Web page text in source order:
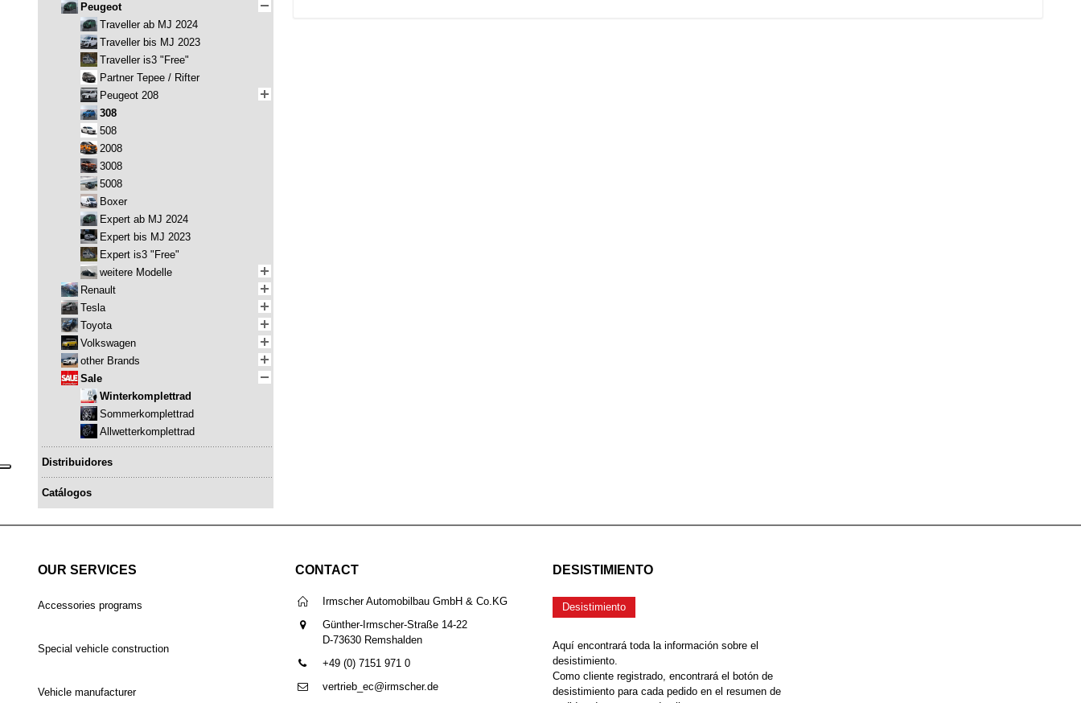
Peugeot
Traveller ab MJ 2024
Traveller bis MJ 2023
Traveller is3 "Free"
Partner Tepee / Rifter
Peugeot 208
308
508
2008
3008
5008
Boxer
Expert ab MJ 2024
Expert bis MJ 2023
Expert is3 "Free"
weitere Modelle
Renault
Tesla
Toyota
Volkswagen
other Brands
Sale
Winterkomplettrad
Sommerkomplettrad
Allwetterkomplettrad
Distribuidores
Catálogos
OUR SERVICES
Accessories programs
Special vehicle construction
Vehicle manufacturer
CONTACT
Irmscher Automobilbau GmbH & Co.KG
Günther-Irmscher-Straße 14-22
D-73630 Remshalden
+49 (0) 7151 971 0
vertrieb_ec@irmscher.de
DESISTIMIENTO
Desistimiento
Aquí encontrará toda la información sobre el
desistimiento.
Como cliente registrado, encontrará el botón de
desistimiento para cada pedido en el resumen de